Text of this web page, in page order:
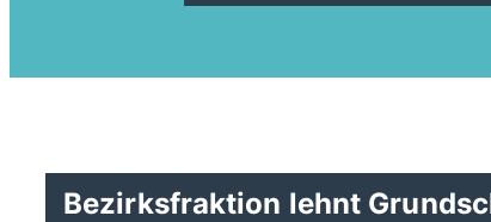
Bezirksfraktion lehnt